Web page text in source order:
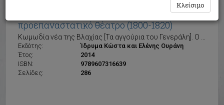
προεπαναστατικό θέατρο (1800-1820)
Εκδότης:
Ίδρυμα Κώστα και Ελένης Ουράνη
Έτος:
2014
ISBN:
9789607316639
Σελίδες:
286
Κλείσιμο